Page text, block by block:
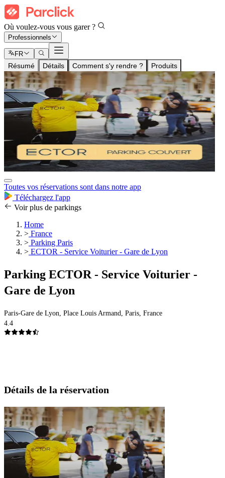
Où voulez-vous vous garer ?
Professionnels
FR
Résumé Détails Comment s'y rendre ? Produits
Toutes vos réservations sont dans notre app
Téléchargez l'app
Voir plus de parkings
Home
> France
> Parking Paris
> ECTOR - Service Voiturier - Gare de Lyon
Parking ECTOR - Service Voiturier -
Gare de Lyon
Paris-Gare de Lyon, Place Louis Armand, Paris, France
4.4
Détails de la réservation